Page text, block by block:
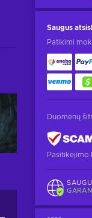
Saugus
Patikimi
Duomenų
Pasitikėjimo